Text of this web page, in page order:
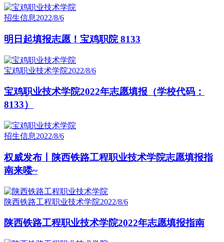
招生信息2022/8/6
明日起填报志愿！宝鸡职院 8133
宝鸡职业技术学院2022/8/6
宝鸡职业技术学院2022年志愿填报（学校代码：
8133）
招生信息2022/8/6
权威发布丨陕西铁路工程职业技术学院志愿填报指
南来喽~
陕西铁路工程职业技术学院2022/8/6
陕西铁路工程职业技术学院2022年志愿填报指南